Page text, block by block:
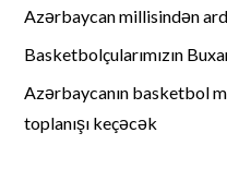
Azərbaycan millisindən
Basketbolçularımızın
Azərbaycanın basketbol
toplanışı keçəcək